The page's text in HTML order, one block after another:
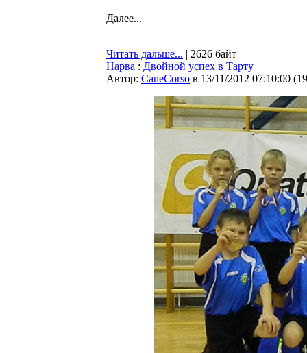
Далее...
Читать дальше... | 2626 байт
Нарва : Двойной успех в Тарту
Автор: CaneCorso в 13/11/2012 07:10:00 (